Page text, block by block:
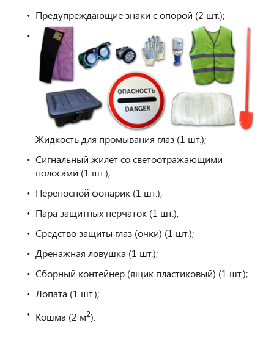
Предупреждающие знаки с опорой (2 шт.);
Жидкость для промывания глаз (1 шт.);
Сигнальный жилет со светоотражающими
полосами (1 шт.);
Переносной фонарик (1 шт.);
Пара защитных перчаток (1 шт.);
Средство защиты глаз (очки) (1 шт.);
Дренажная ловушка (1 шт.);
Сборный контейнер (ящик пластиковый) (1 шт.);
Лопата (1 шт.);
Кошма (2 м2).